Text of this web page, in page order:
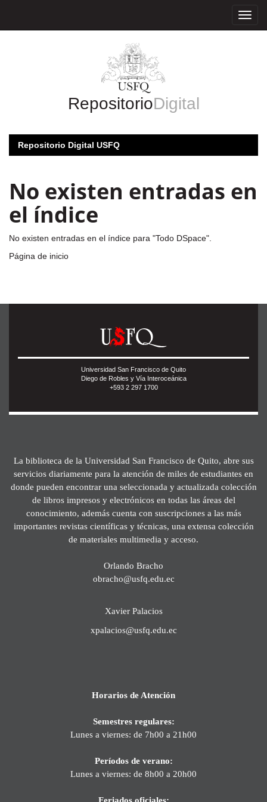
RepositorioDigital
Repositorio Digital USFQ
No existen entradas en
el índice
No existen entradas en el índice para "Todo DSpace".
Página de inicio
Universidad San Francisco de Quito
Diego de Robles y Vía Interoceánica
+593 2 297 1700
La biblioteca de la Universidad San Francisco de Quito, abre sus
servicios diariamente para la atención de miles de estudiantes en
donde pueden encontrar una seleccionada y actualizada colección
de libros impresos y electrónicos en todas las áreas del
conocimiento, además cuenta con suscripciones a las más
importantes revistas científicas y técnicas, una extensa colección
de materiales multimedia y acceso.
Orlando Bracho
obracho@usfq.edu.ec
Xavier Palacios
xpalacios@usfq.edu.ec
Horarios de Atención
Semestres regulares:
Lunes a viernes: de 7h00 a 21h00
Períodos de verano:
Lunes a viernes: de 8h00 a 20h00
Feriados oficiales: